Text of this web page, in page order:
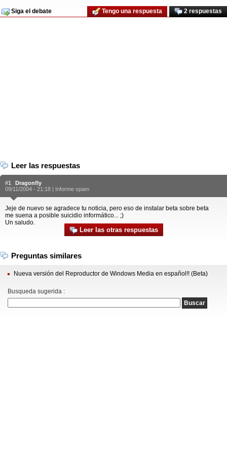
Siga el debate 2 respuestas
Tengo una respuesta
Leer las respuestas
#1
Dragonfly
09/11/2004 - 21:18 | Informe spam
Jeje de nuevo se agradece tu noticia, pero eso de instalar beta sobre beta
me suena a posible suicidio informático... ;)
Un saludo.
Leer las otras respuestas
Preguntas similares
Nueva versión del Reproductor de Windows Media en español!! (Beta)
Busqueda sugerida :